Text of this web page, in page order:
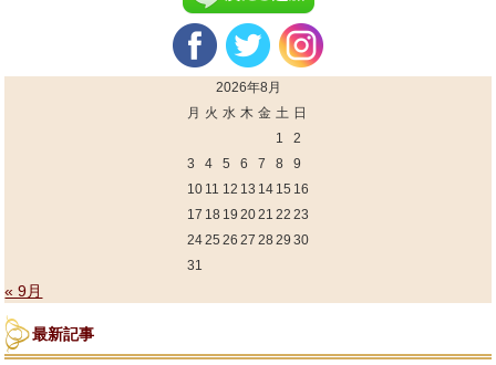
2026年8月
月 火 水 木 金 土 日
1
2
3
4 5 6 7 8
9
10 11 12 13 14 15 16
17 18 19 2021 22 23
2425 26 27 28 29 30
31
« 9月
最新記事